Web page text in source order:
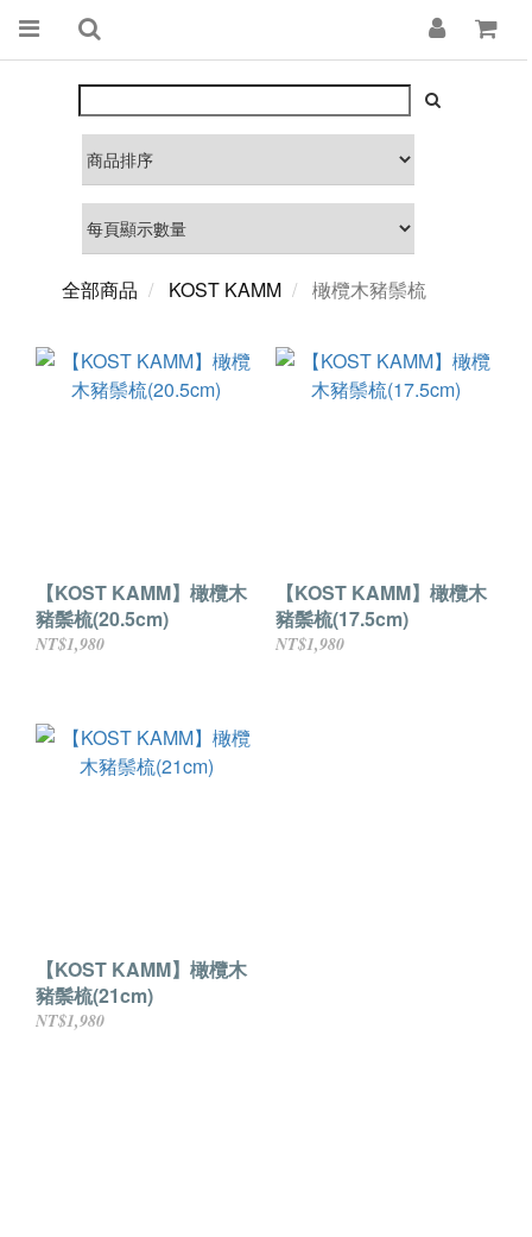
全部商品 KOST KAMM 橄欖木豬鬃梳
【KOST KAMM】橄欖木
豬鬃梳(20.5cm)
NT$1,980
【KOST KAMM】橄欖木
豬鬃梳(17.5cm)
NT$1,980
【KOST KAMM】橄欖木
豬鬃梳(21cm)
NT$1,980